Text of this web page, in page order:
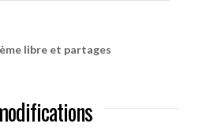
libre et partages